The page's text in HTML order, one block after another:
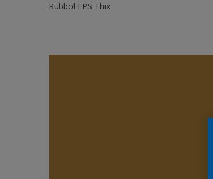
Rubbol EPS Thix